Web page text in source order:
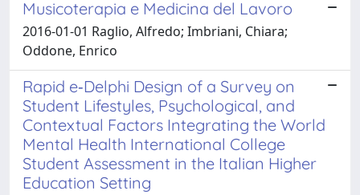
Musicoterapia e Medicina del Lavoro
2016-01-01 Raglio, Alfredo; Imbriani, Chiara;
Oddone, Enrico
Rapid e‐Delphi Design of a Survey on
Student Lifestyles, Psychological, and
Contextual Factors Integrating the World
Mental Health International College
Student Assessment in the Italian Higher
Education Setting